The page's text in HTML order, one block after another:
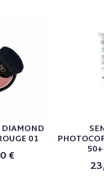
DIAMOND
01
€